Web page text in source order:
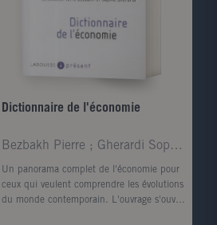
Dictionnaire de l'économie
Bezbakh Pierre ; Gherardi Sophie
Un panorama complet de l'économie pour
ceux qui veulent comprendre les évolutions
du monde contemporain. L'ouvrage s'ouvre